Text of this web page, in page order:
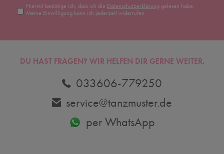
Hiermit bestätige ich, dass ich die Daten­schutz­erklärunggelesen habe.
Meine Einwilligung kann ich jederzeit widerrufen.
DU HAST FRAGEN? WIR HELFEN DIR GERNE WEITER.
033606-779250
service@tanzmuster.de
per WhatsApp